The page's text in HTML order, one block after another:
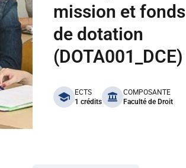
mission et fonds
de dotation
(DOTA001_DCE)
benefits
ECTS
1 crédits
COMPOSANTE
Faculté de Droit